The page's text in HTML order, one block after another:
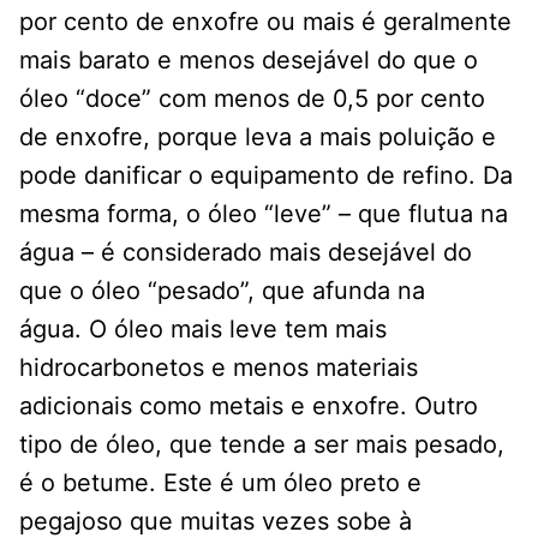
por cento de enxofre ou mais é geralmente
mais barato e menos desejável do que o
óleo “doce” com menos de 0,5 por cento
de enxofre, porque leva a mais poluição e
pode danificar o equipamento de refino. Da
mesma forma, o óleo “leve” – que flutua na
água – é considerado mais desejável do
que o óleo “pesado”, que afunda na
água. O óleo mais leve tem mais
hidrocarbonetos e menos materiais
adicionais como metais e enxofre. Outro
tipo de óleo, que tende a ser mais pesado,
é o betume. Este é um óleo preto e
pegajoso que muitas vezes sobe à